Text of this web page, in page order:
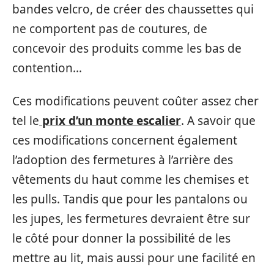
bandes velcro, de créer des chaussettes qui
ne comportent pas de coutures, de
concevoir des produits comme les bas de
contention…
Ces modifications peuvent coûter assez cher
tel le prix d’un monte escalier. A savoir que
ces modifications concernent également
l’adoption des fermetures à l’arrière des
vêtements du haut comme les chemises et
les pulls. Tandis que pour les pantalons ou
les jupes, les fermetures devraient être sur
le côté pour donner la possibilité de les
mettre au lit, mais aussi pour une facilité en